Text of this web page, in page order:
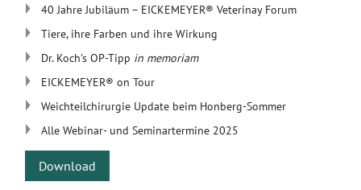
​40 Jahre Jubiläum – EICKEMEYER® Veterinay Forum
Tiere, ihre Farben und ihre Wirkung
Dr. Koch's OP-Tipp in memoriam
​EICKEMEYER® on Tour
Weichteilchirurgie Update beim Honberg-Sommer
Alle Webinar- und Seminartermine 2025
Download